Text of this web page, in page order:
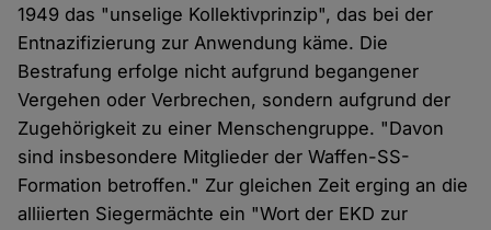
1949 das "unselige Kollektivprinzip", das bei der
Entnazifizierung zur Anwendung käme. Die
Bestrafung erfolge nicht aufgrund begangener
Vergehen oder Verbrechen, sondern aufgrund der
Zugehörigkeit zu einer Menschengruppe. "Davon
sind insbesondere Mitglieder der Waffen-SS-
Formation betroffen." Zur gleichen Zeit erging an die
alliierten Siegermächte ein "Wort der EKD zur